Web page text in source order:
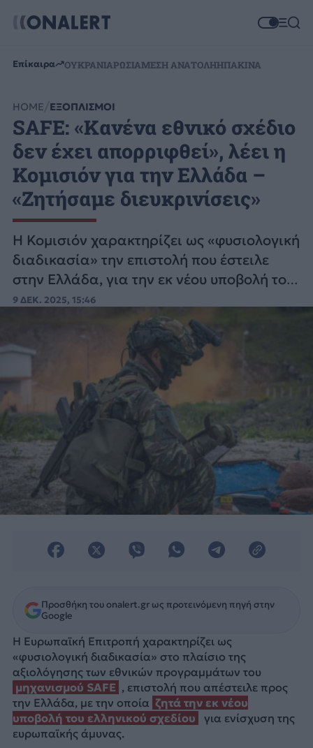
Επίκαιρα ΟΥΚΡΑΝΙΑΡΩΣΙΑΜΕΣΗ ΑΝΑΤΟΛΗΗΠΑΚΙΝΑ
HOME ΕΞΟΠΛΙΣΜΟΙ
SAFE: «Κανένα εθνικό σχέδιο
δεν έχει απορριφθεί», λέει η
Κομισιόν για την Ελλάδα –
«Ζητήσαμε διευκρινίσεις»
Η Κομισιόν χαρακτηρίζει ως «φυσιολογική
διαδικασία» την επιστολή που έστειλε
στην Ελλάδα, για την εκ νέου υποβολή του
ελληνικού σχεδίου για το SAFE.
9 ΔΕΚ. 2025, 15:46
Προσθήκη του onalert.gr ως προτεινόμενη πηγή στην
Google
Η Ευρωπαϊκή Επιτροπή χαρακτηρίζει ως
«φυσιολογική διαδικασία» στο πλαίσιο της
αξιολόγησης των εθνικών προγραμμάτων του
μηχανισμού SAFE , επιστολή που απέστειλε προς
την Ελλάδα, με την οποία ζητά την εκ νέου
υποβολή του ελληνικού σχεδίου
για ενίσχυση της
ευρωπαϊκής άμυνας.